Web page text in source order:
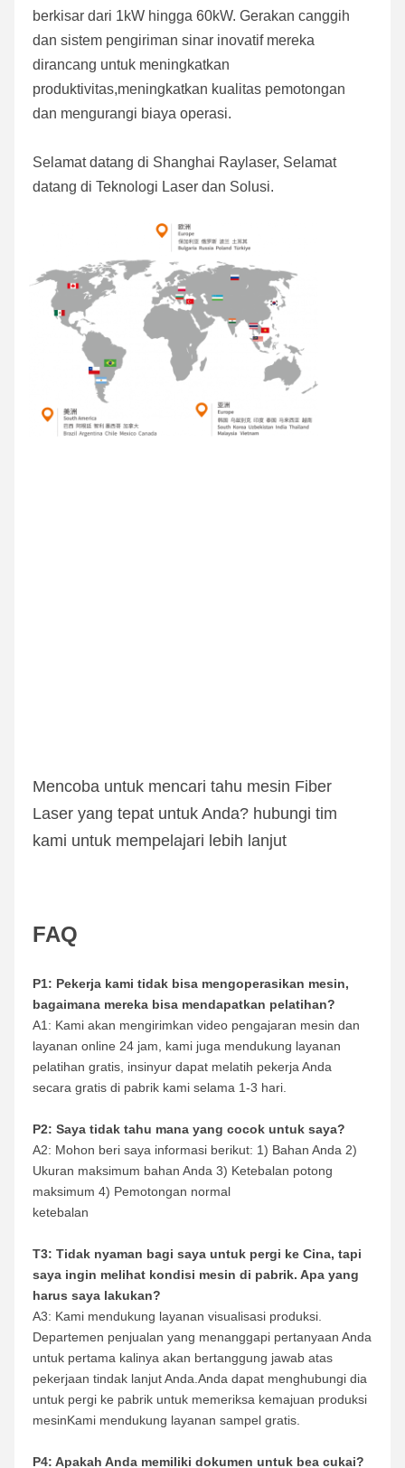
berkisar dari 1kW hingga 60kW. Gerakan canggih
dan sistem pengiriman sinar inovatif mereka
dirancang untuk meningkatkan
produktivitas,meningkatkan kualitas pemotongan
dan mengurangi biaya operasi.
Selamat datang di Shanghai Raylaser, Selamat
datang di Teknologi Laser dan Solusi.
Mencoba untuk mencari tahu mesin Fiber
Laser yang tepat untuk Anda? hubungi tim
kami untuk mempelajari lebih lanjut
FAQ
P1: Pekerja kami tidak bisa mengoperasikan mesin,
bagaimana mereka bisa mendapatkan pelatihan?
A1: Kami akan mengirimkan video pengajaran mesin dan
layanan online 24 jam, kami juga mendukung layanan
pelatihan gratis, insinyur dapat melatih pekerja Anda
secara gratis di pabrik kami selama 1-3 hari.
P2: Saya tidak tahu mana yang cocok untuk saya?
A2: Mohon beri saya informasi berikut: 1) Bahan Anda 2)
Ukuran maksimum bahan Anda 3) Ketebalan potong
maksimum 4) Pemotongan normal
ketebalan
T3: Tidak nyaman bagi saya untuk pergi ke Cina, tapi
saya ingin melihat kondisi mesin di pabrik. Apa yang
harus saya lakukan?
A3: Kami mendukung layanan visualisasi produksi.
Departemen penjualan yang menanggapi pertanyaan Anda
untuk pertama kalinya akan bertanggung jawab atas
pekerjaan tindak lanjut Anda.Anda dapat menghubungi dia
untuk pergi ke pabrik untuk memeriksa kemajuan produksi
mesinKami mendukung layanan sampel gratis.
P4: Apakah Anda memiliki dokumen untuk bea cukai?